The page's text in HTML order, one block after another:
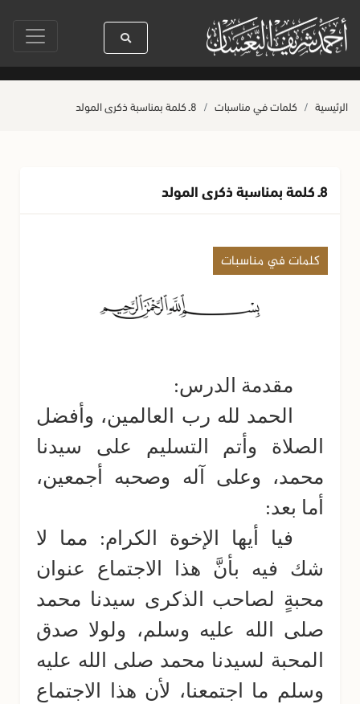
ﷺ كله رحمة صلاة آخر أربعاء من صفر حياة القلوب وصحتها بالعمل
الرئيسية كلمات في مناسبات 8ـ كلمة بمناسبة ذكرى المولد
8ـ كلمة بمناسبة ذكرى المولد
كلمات في مناسبات
مقدمة الدرس:
الحمد لله رب العالمين، وأفضل
الصلاة وأتم التسليم على سيدنا
محمد، وعلى آله وصحبه أجمعين،
أما بعد:
فيا أيها الإخوة الكرام: مما لا
شك فيه بأنَّ هذا الاجتماع عنوان
محبةٍ لصاحب الذكرى سيدنا محمد
صلى الله عليه وسلم، ولولا صدق
المحبة لسيدنا محمد صلى الله عليه
وسلم ما اجتمعنا، لأن هذا الاجتماع